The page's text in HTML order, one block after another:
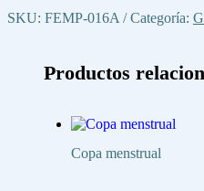
incontiencia.
SKU: FEMP-016A Categoría:
Productos
Copa menstrual